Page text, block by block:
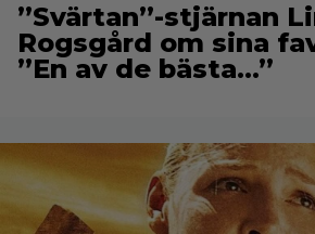
”Svärtan”-stjärnan
Rogsgård om sina
”En av de bästa…”